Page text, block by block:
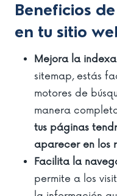
Beneficios
en tu sitio
Mejora la
sitemap, estás
motores de
manera
tus páginas
aparecer en los
Facilita la
permite a los